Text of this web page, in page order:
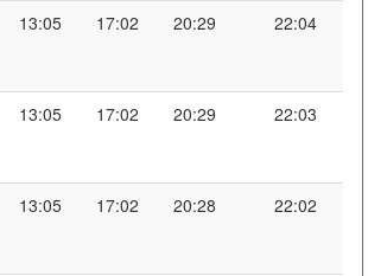
13:05 17:02 20:29 22:04
13:05 17:02 20:29 22:03
13:05 17:02 20:28 22:02